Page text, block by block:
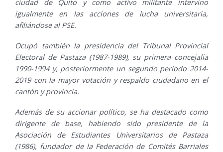
ciudad de Quito y como activo militante intervino
igualmente en las acciones de lucha universitaria,
afiliándose al PSE.
Ocupó también la presidencia del Tribunal Provincial
Electoral de Pastaza (1987-1989), su primera concejalía
1990-1994 y, posteriormente un segundo período 2014-
2019 con la mayor votación y respaldo ciudadano en el
cantón y provincia.
Además de su accionar político, se ha destacado como
dirigente de base, habiendo sido presidente de la
Asociación de Estudiantes Universitarios de Pastaza
(1986), fundador de la Federación de Comités Barriales